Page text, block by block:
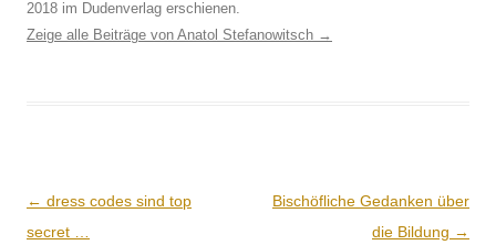
2018 im Dudenverlag erschienen.
Zeige alle Beiträge von Anatol Stefanowitsch →
Beitrags-
Navigation
← dress codes sind top
secret …
Bischöfliche Gedanken über
die Bildung →